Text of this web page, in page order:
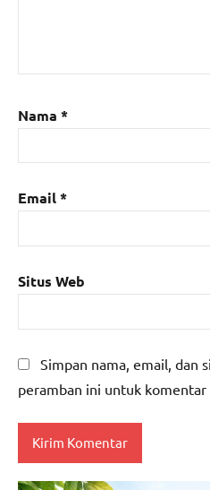
Nama *
Email*
Situs Web
Simpan nama, email, dan
peramban ini untuk komentar